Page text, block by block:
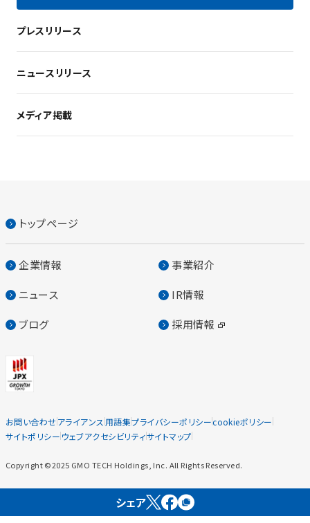
プレスリリース
ニュースリリース
メディア掲載
トップページ
企業情報 事業紹介
ニュース IR情報
ブログ 採用情報
お問い合わせアライアンス 用語集プライバシーポリシーcookieポリシー
サイトポリシー ウェブアクセシビリティサイトマップ
Copyright ©2025 GMO TECH Holdings, Inc. All Rights Reserved.
シェア